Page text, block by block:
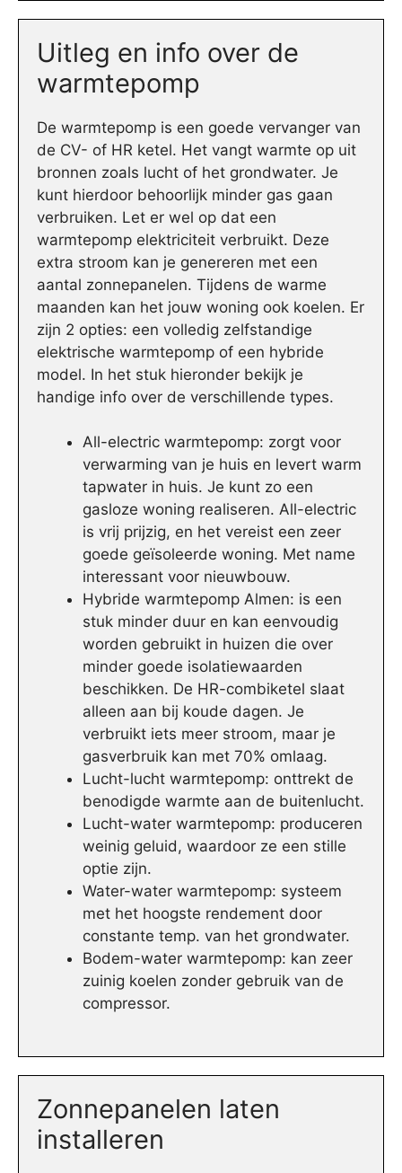
Uitleg en info over de
warmtepomp
De warmtepomp is een goede vervanger van
de CV- of HR ketel. Het vangt warmte op uit
bronnen zoals lucht of het grondwater. Je
kunt hierdoor behoorlijk minder gas gaan
verbruiken. Let er wel op dat een
warmtepomp elektriciteit verbruikt. Deze
extra stroom kan je genereren met een
aantal zonnepanelen. Tijdens de warme
maanden kan het jouw woning ook koelen. Er
zijn 2 opties: een volledig zelfstandige
elektrische warmtepomp of een hybride
model. In het stuk hieronder bekijk je
handige info over de verschillende types.
All-electric warmtepomp: zorgt voor
verwarming van je huis en levert warm
tapwater in huis. Je kunt zo een
gasloze woning realiseren. All-electric
is vrij prijzig, en het vereist een zeer
goede geïsoleerde woning. Met name
interessant voor nieuwbouw.
Hybride warmtepomp Almen: is een
stuk minder duur en kan eenvoudig
worden gebruikt in huizen die over
minder goede isolatiewaarden
beschikken. De HR-combiketel slaat
alleen aan bij koude dagen. Je
verbruikt iets meer stroom, maar je
gasverbruik kan met 70% omlaag.
Lucht-lucht warmtepomp: onttrekt de
benodigde warmte aan de buitenlucht.
Lucht-water warmtepomp: produceren
weinig geluid, waardoor ze een stille
optie zijn.
Water-water warmtepomp: systeem
met het hoogste rendement door
constante temp. van het grondwater.
Bodem-water warmtepomp: kan zeer
zuinig koelen zonder gebruik van de
compressor.
Zonnepanelen laten
installeren